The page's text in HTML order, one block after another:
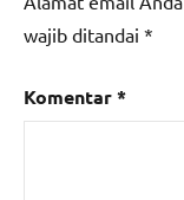
wajib ditandai *
Komentar*